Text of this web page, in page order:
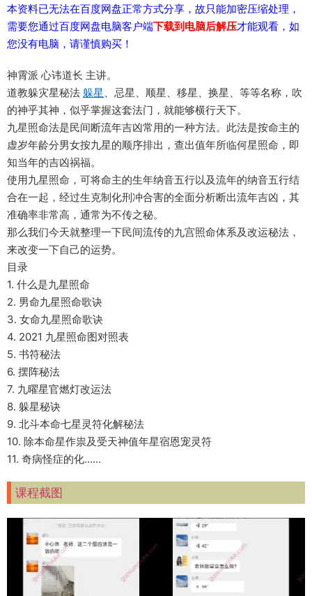
本资料已无法在百度网盘正常方式分享，故只能加密压缩处理，
需要您通过百度网盘电脑客户端下载到电脑后解压才能观看，如
您没有电脑，请谨慎购买！
神霄派 心讳道长 主讲。
道教躲灾星秘法 躲星 、忌星、顺星、移星、换星、等等名称，吹
的神乎其神，似乎掌握这套法门，就能够横行天下。
九星照命法是民间断流年吉凶常用的一种方法。此法是按命主的
虚岁年龄分男女按九星的顺序排出，查出值年所临何星照命，即
知当年的吉凶祸福。
使用九星照命，可将命主的生年纳音五行以及流年的纳音五行结
合在一起，经过生克制化刑冲合害的全面分析断出流年吉凶，其
准确率非常高，通常为不传之秘。
那么我们今天就整理一下民间流传的九宫照命体系及改运秘法，
来改变一下自己的运势。
目录
1. 什么是九星照命
2. 男命九星照命歌诀
3. 女命九星照命歌诀
4. 2021 九星照命图对照表
5. 书符秘法
6. 摆阵秘法
7. 九曜星官燃灯改运法
8. 躲星秘诀
9. 北斗本命七星灵符化解秘法
10. 除本命星作祟及受天神值年星宿恩宠灵符
11. 奇病怪症的化……
课程截图